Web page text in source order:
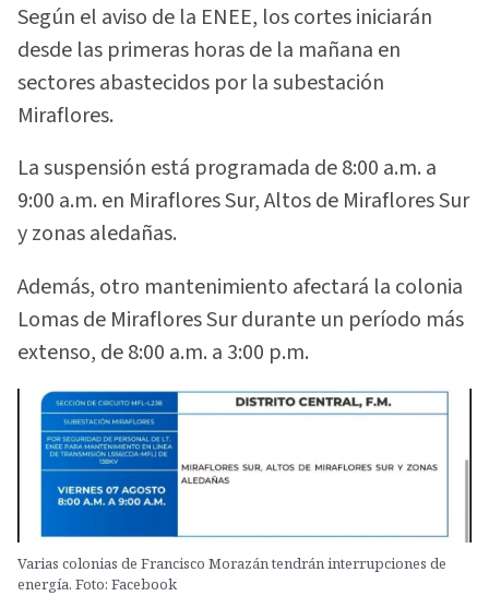
Según el aviso de la ENEE, los cortes iniciarán
desde las primeras horas de la mañana en
sectores abastecidos por la subestación
Miraflores.
La suspensión está programada de 8:00 a.m. a
9:00 a.m. en Miraflores Sur, Altos de Miraflores Sur
y zonas aledañas.
Además, otro mantenimiento afectará la colonia
Lomas de Miraflores Sur durante un período más
extenso, de 8:00 a.m. a 3:00 p.m.
Varias colonias de Francisco Morazán tendrán interrupciones de
energía. Foto: Facebook